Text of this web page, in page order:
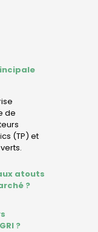
de
(TP) et
atouts
?
?